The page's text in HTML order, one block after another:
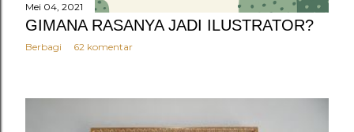
Mei 04, 2021
GIMANA RASANYA JADI ILUSTRATOR?
Berbagi 62 komentar